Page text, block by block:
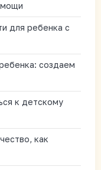
для ребенка с
создаем
к детскому
как